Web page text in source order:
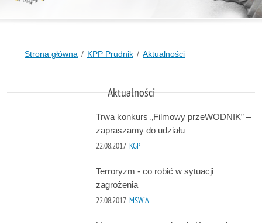
Strona główna KPP Prudnik Aktualności
Aktualności
Trwa konkurs „Filmowy przeWODNIK” –
zapraszamy do udziału
22.08.2017 KGP
Terroryzm - co robić w sytuacji
zagrożenia
22.08.2017 MSWiA